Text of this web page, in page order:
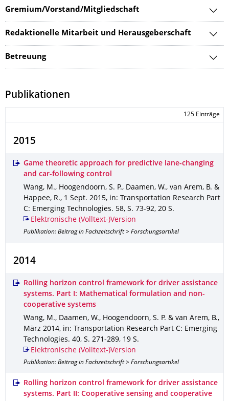
Gremium/Vorstand/Mitgliedschaft
Redaktionelle Mitarbeit und Herausgeberschaft
Betreuung
Publikationen
125 Einträge
2015
Game theoretic approach for predictive lane-changing
and car-following control
Wang, M., Hoogendoorn, S. P., Daamen, W., van Arem, B. &
Happee, R., 1 Sept. 2015, in: Transportation Research Part
C: Emerging Technologies. 58, S. 73-92, 20 S.
Elektronische (Volltext-)Version
Publikation: Beitrag in Fachzeitschrift > Forschungsartikel
2014
Rolling horizon control framework for driver assistance
systems. Part I: Mathematical formulation and non-
cooperative systems
Wang, M., Daamen, W., Hoogendoorn, S. P. & van Arem, B.,
März 2014, in: Transportation Research Part C: Emerging
Technologies. 40, S. 271-289, 19 S.
Elektronische (Volltext-)Version
Publikation: Beitrag in Fachzeitschrift > Forschungsartikel
Rolling horizon control framework for driver assistance
systems. Part II: Cooperative sensing and cooperative